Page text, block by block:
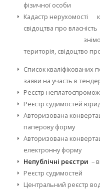
фізичної особи
Кадастр нерухомості
свідоцтва про власність
знімок з
територія, свідоцтво
Список кваліфікованих
заяви на участь в
Реєстр
Реєстр судимостей
Авторизована
паперову форму
Авторизована
електронну форму
Непублічні реєстри –
Реєстр судимостей
Центральний реєстр